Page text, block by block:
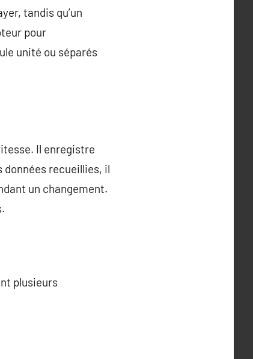
tandis qu’un
pour
unité ou séparés
Il enregistre
recueillies, il
un changement.
plusieurs